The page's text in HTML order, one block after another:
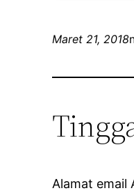
Maret 21, 2018
Alamat email